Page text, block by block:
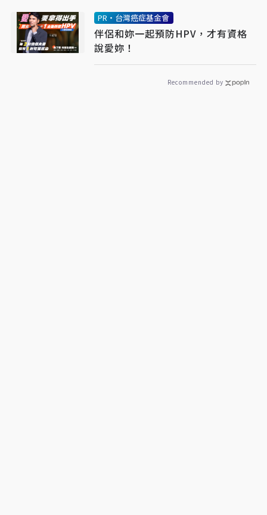
PR・台灣癌症基金會
伴侶和妳一起預防HPV，才有資格
說愛妳！
Recommended by